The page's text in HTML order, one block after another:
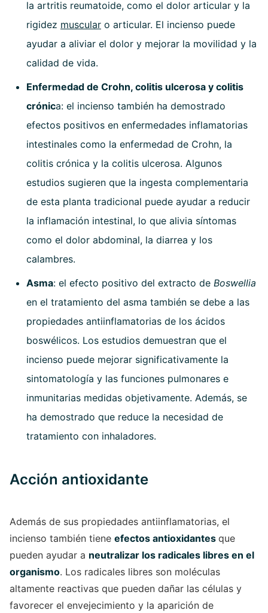
la artritis reumatoide, como el dolor articular y la
rigidez muscular o articular. El incienso puede
ayudar a aliviar el dolor y mejorar la movilidad y la
calidad de vida.
Enfermedad de Crohn, colitis ulcerosa y colitis
crónica: el incienso también ha demostrado
efectos positivos en enfermedades inflamatorias
intestinales como la enfermedad de Crohn, la
colitis crónica y la colitis ulcerosa. Algunos
estudios sugieren que la ingesta complementaria
de esta planta tradicional puede ayudar a reducir
la inflamación intestinal, lo que alivia síntomas
como el dolor abdominal, la diarrea y los
calambres.
Asma: el efecto positivo del extracto de Boswellia
en el tratamiento del asma también se debe a las
propiedades antiinflamatorias de los ácidos
boswélicos. Los estudios demuestran que el
incienso puede mejorar significativamente la
sintomatología y las funciones pulmonares e
inmunitarias medidas objetivamente. Además, se
ha demostrado que reduce la necesidad de
tratamiento con inhaladores.
Acción antioxidante
Además de sus propiedades antiinflamatorias, el
incienso también tiene efectos antioxidantes que
pueden ayudar a neutralizar los radicales libres en el
organismo. Los radicales libres son moléculas
altamente reactivas que pueden dañar las células y
favorecer el envejecimiento y la aparición de